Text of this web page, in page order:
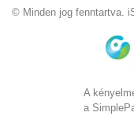
© Minden jog fenntartva.
A
a